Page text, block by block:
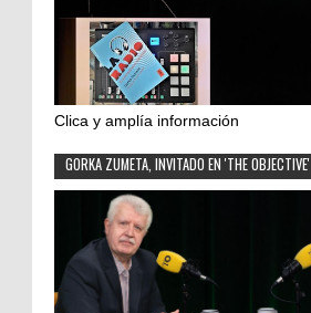
Clica y amplía información
GORKA ZUMETA, INVITADO EN 'THE OBJECTIVE'